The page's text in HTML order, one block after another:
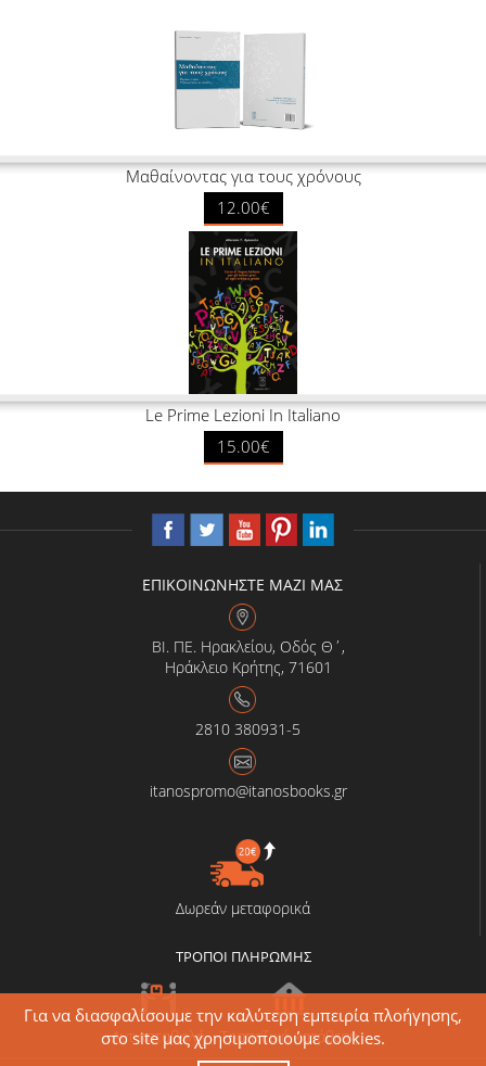
Για να διασφαλίσουμε την καλύτερη εμπειρία πλοήγησης,
στο site μας χρησιμοποιούμε cookies.
Μαθαίνοντας για τους χρόνους
12.00€
Le Prime Lezioni In Italiano
15.00€
ΕΠΙΚΟΙΝΩΝΗΣΤΕ ΜΑΖΙ ΜΑΣ
ΒΙ. ΠΕ. Ηρακλείου, Οδός Θ΄,
Ηράκλειο Κρήτης, 71601
2810 380931-5
itanospromo@itanosbooks.gr
Δωρεάν μεταφορικά
ΤΡΟΠΟΙ ΠΛΗΡΩΜΗΣ
Αντικαταβολή Τραπεζική κατάθεση